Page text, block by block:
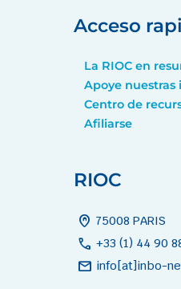
Acceso
La RIOC en
Apoye nuestras
Centro de
Afiliarse
RIOC
home_pin 75008 PARIS
call +33 (1) 44 90
mail info[at]inbo-